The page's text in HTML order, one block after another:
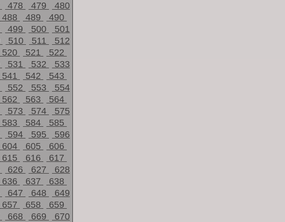
478 479
480
488 489
490
499 500
501
510 511
512
520 521
522
531 532
533
541 542
543
552 553
554
562 563
564
573 574
575
583 584
585
594 595
596
604 605
606
615 616
617
626 627
628
636 637
638
647 648
649
657 658
659
668 669
670